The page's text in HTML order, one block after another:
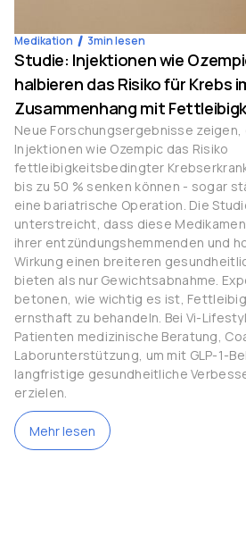
Medikation 3min lesen
Studie: Injektionen wie
halbieren das Risiko für Krebs
Zusammenhang mit
Neue Forschungsergebnisse zeigen,
Injektionen wie Ozempic das Risiko
fettleibigkeitsbedingter
bis zu 50 % senken können - sogar
eine bariatrische Operation. Die
unterstreicht, dass diese
ihrer entzündungshemmenden und
Wirkung einen breiteren
bieten als nur Gewichtsabnahme.
betonen, wie wichtig es ist,
ernsthaft zu behandeln. Bei Vi-
Patienten medizinische Beratung,
Laborunterstützung, um mit GLP-1-
langfristige gesundheitliche
erzielen.
Mehr lesen